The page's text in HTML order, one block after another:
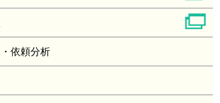
依頼分析